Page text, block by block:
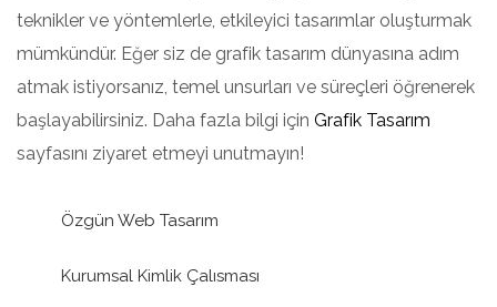
teknikler ve yöntemlerle, etkileyici tasarımlar oluşturmak
mümkündür. Eğer siz de grafik tasarım dünyasına adım
atmak istiyorsanız, temel unsurları ve süreçleri öğrenerek
başlayabilirsiniz. Daha fazla bilgi için Grafik Tasarım
sayfasını ziyaret etmeyi unutmayın!
Özgün Web Tasarım
Kurumsal Kimlik Çalısması